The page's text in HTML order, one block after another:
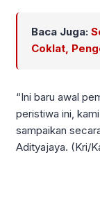
Baca Juga:
Coklat,
“Ini baru awal
peristiwa ini,
sampaikan
Adityajaya. (Kri/